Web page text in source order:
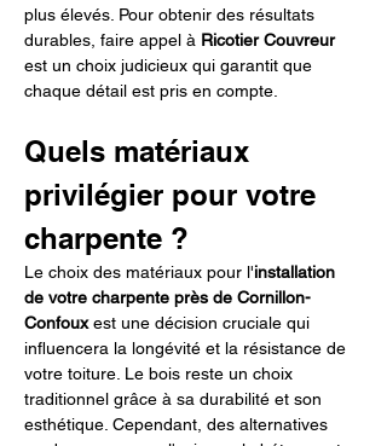
plus élevés. Pour obtenir des résultats
durables, faire appel à Ricotier Couvreur
est un choix judicieux qui garantit que
chaque détail est pris en compte.
Quels matériaux
privilégier pour votre
charpente ?
Le choix des matériaux pour l'installation
de votre charpente près de Cornillon-
Confoux est une décision cruciale qui
influencera la longévité et la résistance de
votre toiture. Le bois reste un choix
traditionnel grâce à sa durabilité et son
esthétique. Cependant, des alternatives